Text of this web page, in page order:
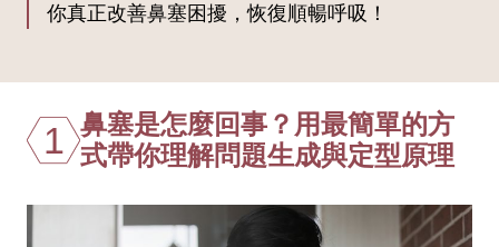
你真正改善鼻塞困擾，恢復順暢呼吸！
1 鼻塞是怎麼回事？用最簡單的方
式帶你理解問題生成與定型原理